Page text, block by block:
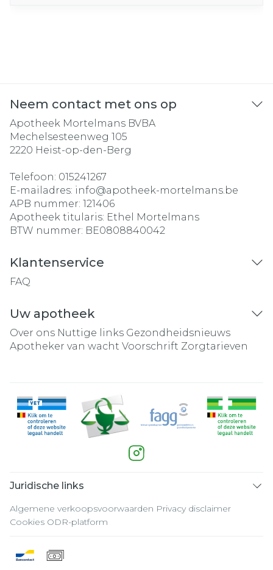
Neem contact met ons op
Apotheek Mortelmans BVBA
Mechelsesteenweg 105
2220 Heist-op-den-Berg
Telefoon: 015241267
E-mailadres: info@apotheek-mortelmans.be
APB nummer: 121406
Apotheek titularis: Ethel Mortelmans
BTW nummer: BE0808840042
Klantenservice
FAQ
Uw apotheek
Over ons Nuttige links Gezondheidsnieuws
Apotheker van wacht Voorschrift Zorgtarieven
Juridische links
Algemene verkoopsvoorwaarden Privacy disclaimer
Cookies ODR-platform